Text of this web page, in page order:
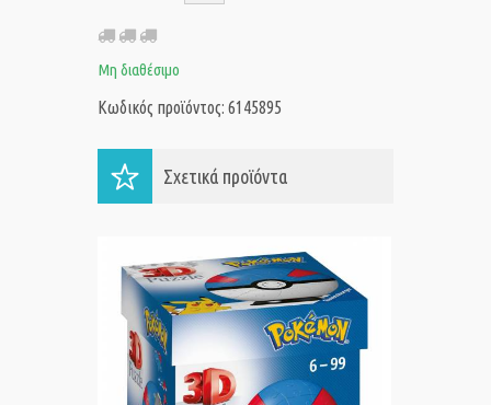
Μη διαθέσιμο
Κωδικός προϊόντος: 6145895
Σχετικά προϊόντα